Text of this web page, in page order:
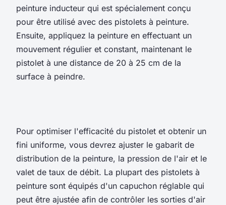
peinture inducteur qui est spécialement conçu
pour être utilisé avec des pistolets à peinture.
Ensuite, appliquez la peinture en effectuant un
mouvement régulier et constant, maintenant le
pistolet à une distance de 20 à 25 cm de la
surface à peindre.
Pour optimiser l'efficacité du pistolet et obtenir un
fini uniforme, vous devrez ajuster le gabarit de
distribution de la peinture, la pression de l'air et le
valet de taux de débit. La plupart des pistolets à
peinture sont équipés d'un capuchon réglable qui
peut être ajustée afin de contrôler les sorties d'air